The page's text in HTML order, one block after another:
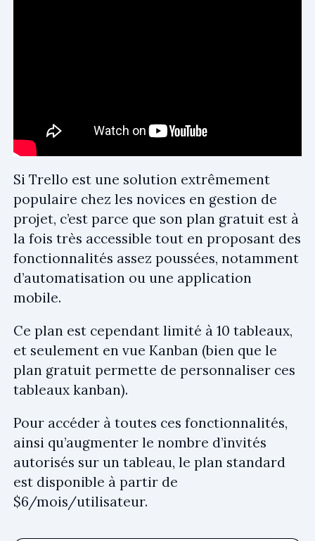
Si Trello est une solution extrêmement
populaire chez les novices en gestion de
projet, c’est parce que son plan gratuit est à
la fois très accessible tout en proposant des
fonctionnalités assez poussées, notamment
d’automatisation ou une application
mobile.
Ce plan est cependant limité à 10 tableaux,
et seulement en vue Kanban (bien que le
plan gratuit permette de personnaliser ces
tableaux kanban).
Pour accéder à toutes ces fonctionnalités,
ainsi qu’augmenter le nombre d’invités
autorisés sur un tableau, le plan standard
est disponible à partir de
$6/mois/utilisateur.